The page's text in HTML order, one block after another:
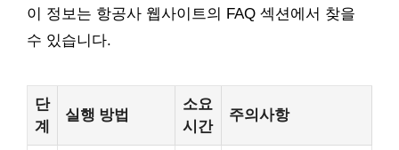
이 정보는 항공사 웹사이트의 FAQ 섹션에서 찾을
수 있습니다.
단
계
실행 방법
소요
시간
주의사항